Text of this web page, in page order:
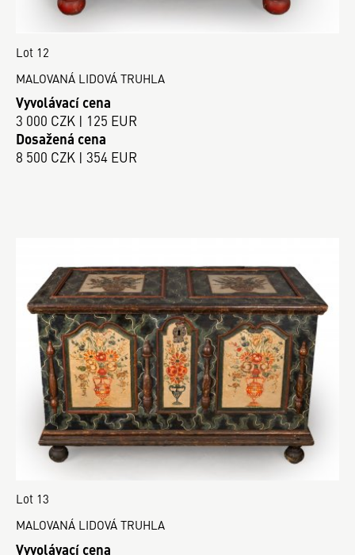
Lot 12
MALOVANÁ LIDOVÁ TRUHLA
Vyvolávací cena
3 000 CZK | 125 EUR
Dosažená cena
8 500 CZK | 354 EUR
Lot 13
MALOVANÁ LIDOVÁ TRUHLA
Vyvolávací cena